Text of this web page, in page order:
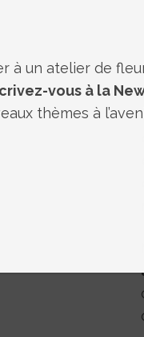
à un atelier de
vous à la
thèmes à